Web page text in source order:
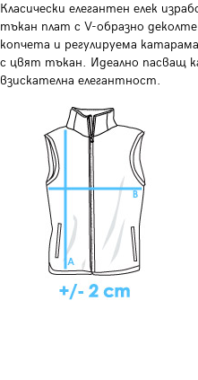
Класически елегантен елек
тъкан плат с V-образно
копчета и регулируема
с цвят тъкан. Идеално пасващ
взискателна елегантност.